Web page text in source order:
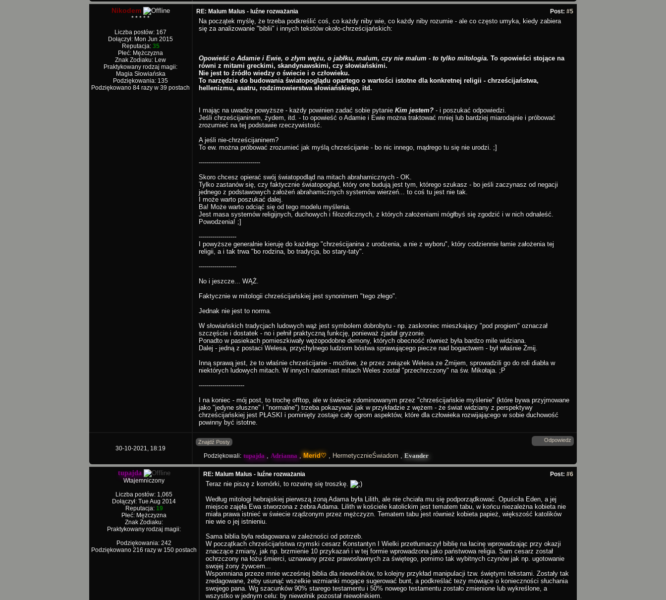
Nikodem
* * * * *
Liczba postów: 167
Dołączył: Mon Jun 2015
Reputacja: 35
Płeć: Mężczyzna
Znak Zodiaku: Lew
Praktykowany rodzaj magii:
Magia Słowiańska
Podziękowania: 135
Podziękowano 84 razy w 39 postach
Post: #5
RE: Malum Malus - luźne rozważania
Na początek myślę, że trzeba podkreślić coś, co każdy niby wie, co każdy niby rozumie - ale co często umyka, kiedy zabiera
się za analizowanie "biblii" i innych tekstów około-chrześcijańskich:
Opowieść o Adamie i Ewie, o złym wężu, o jabłku, malum, czy nie malum - to tylko mitologia. To opowieści stojące na
równi z mitami greckimi, skandynawskimi, czy słowiańskimi.
Nie jest to źródło wiedzy o świecie i o człowieku.
To narzędzie do budowania światopoglądu opartego o wartości istotne dla konkretnej religii - chrześcijaństwa,
hellenizmu, asatru, rodzimowierstwa słowiańskiego, itd.
I mając na uwadze powyższe - każdy powinien zadać sobie pytanie Kim jestem? - i poszukać odpowiedzi.
Jeśli chrześcijaninem, żydem, itd. - to opowieść o Adamie i Ewie można traktować mniej lub bardziej miarodajnie i próbować
zrozumieć na tej podstawie rzeczywistość.
A jeśli nie-chrześcijaninem?
To ew. można próbować zrozumieć jak myślą chrześcijanie - bo nic innego, mądrego tu się nie urodzi. ;]
-------------------------------
Skoro chcesz opierać swój światopodląd na mitach abrahamicznych - OK.
Tylko zastanów się, czy faktycznie światopogląd, który one budują jest tym, którego szukasz - bo jeśli zaczynasz od negacji
jednego z podstawowych założeń abrahamicznych systemów wierzeń... to coś tu jest nie tak.
I może warto poszukać dalej.
Ba! Może warto odciąć się od tego modelu myślenia.
Jest masa systemów religijnych, duchowych i filozoficznych, z których założeniami mógłbyś się zgodzić i w nich odnaleść.
Powodzenia! ;]
-------------------
I powyższe generalnie kieruję do każdego "chrześcijanina z urodzenia, a nie z wyboru", który codziennie łamie założenia tej
religii, a i tak trwa "bo rodzina, bo tradycja, bo stary-taty".
-------------------
No i jeszcze... WĄŻ.
Faktycznie w mitologii chrześcijańskiej jest synonimem "tego złego".
Jednak nie jest to norma.
W słowiańskich tradycjach ludowych wąż jest symbolem dobrobytu - np. zaskroniec mieszkający "pod progiem" oznaczał
szczęście i dostatek - no i pełnił praktyczną funkcję, ponieważ zjadał gryzonie.
Ponadto w pasiekach pomieszkiwały wężopodobne demony, których obecność również była bardzo mile widziana.
Dalej - jedną z postaci Welesa, przychylnego ludziom bóstwa sprawującego piecze nad bogactwem - był właśnie Żmij.
Inną sprawą jest, że to właśnie chrześcijanie - możliwe, że przez związek Welesa ze Żmijem, sprowadzili go do roli diabła w
niektórych ludowych mitach. W innych natomiast mitach Weles został "przechrzczony" na św. Mikołaja. ;P
-----------------------
I na koniec - mój post, to trochę offtop, ale w świecie zdominowanym przez "chrześcijańskie myślenie" (które bywa przyjmowane
jako "jedyne słuszne" i "normalne") trzeba pokazywać jak w przykładzie z wężem - że świat widziany z perspektywy
chrześcijańskiej jest PŁASKI i pominięty zostaje cały ogrom aspektów, które dla człowieka rozwijającego w sobie duchowość
powinny być istotne.
30-10-2021, 18:19
Znajdź Posty Odpowiedz
Podziękowali: tupajda, Adrianna ,Merid♡ , HermetycznieŚwiadom , Evander
tupajda
Wtajemniczony
Liczba postów: 1,065
Dołączył: Tue Aug 2014
Reputacja: 19
Płeć: Mężczyzna
Znak Zodiaku:
Praktykowany rodzaj magii:
Podziękowania: 242
Podziękowano 216 razy w 150 postach
Post: #6
RE: Malum Malus - luźne rozważania
Teraz nie piszę z komórki, to rozwinę się troszkę.
Według mitologi hebrajskiej pierwszą żoną Adama była Lilith, ale nie chciała mu się podporządkować. Opuściła Eden, a jej
miejsce zajęła Ewa stworzona z żebra Adama. Lilith w kościele katolickim jest tematem tabu, w końcu niezależna kobieta nie
miała prawa istnieć w świecie rządzonym przez mężczyzn. Tematem tabu jest również kobieta papież, większość katolików
nie wie o jej istnieniu.
Sama biblia była redagowana w zależności od potrzeb.
W początkach chrześcijaństwa rzymski cesarz Konstantyn I Wielki przetłumaczył biblię na łacinę wprowadzając przy okazji
znaczące zmiany, jak np. brzmienie 10 przykazań i w tej formie wprowadzona jako państwowa religia. Sam cesarz został
ochrzczony na łożu śmierci, uznawany przez prawosławnych za świętego, pomimo tak wybitnych czynów jak np. ugotowanie
swojej żony żywcem...
Wspomniana przeze mnie wcześniej biblia dla niewolników, to kolejny przykład manipulacji tzw. świętymi tekstami. Zostały tak
zredagowane, żeby usunąć wszelkie wzmianki mogące sugerować bunt, a podkreślać tezy mówiące o konieczności słuchania
swojego pana. Wg szacunków 90% starego testamentu i 50% nowego testamentu zostało zmienione lub wykreślone, a
wszystko w jednym celu: by niewolnik pozostał niewolnikiem.